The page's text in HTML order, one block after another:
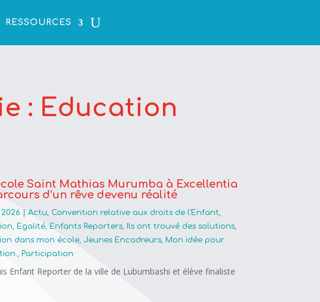
RESSOURCES
: Education
Saint Mathias Murumba à Excellentia
d’un rêve devenu réalité
|Actu, Convention relative aux droits de l'Enfant,
, Egalité, Enfants Reporters, Ils ont trouvé des solutions,
dans mon école, Jeunes Encadreurs, Mon idée pour
, Participation
Enfant Reporter de la ville de Lubumbashi et élève finaliste